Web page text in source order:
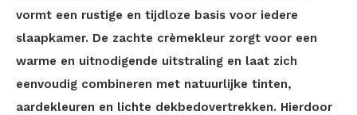
vormt een rustige en tijdloze basis voor iedere
slaapkamer. De zachte crèmekleur zorgt voor een
warme en uitnodigende uitstraling en laat zich
eenvoudig combineren met natuurlijke tinten,
aardekleuren en lichte dekbedovertrekken. Hierdoor